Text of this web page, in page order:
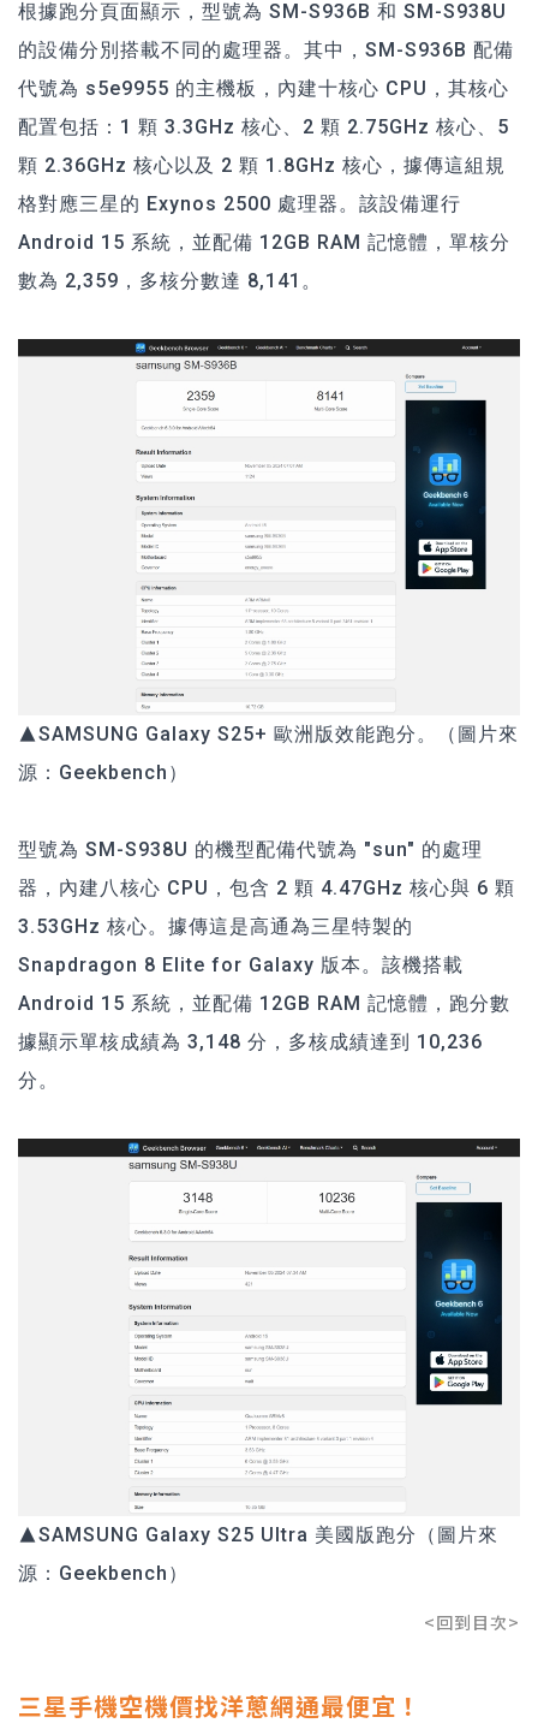
根據跑分頁面顯示，型號為 SM-S936B 和 SM-S938U
的設備分別搭載不同的處理器。其中，SM-S936B 配備
代號為 s5e9955 的主機板，內建十核心 CPU，其核心
配置包括：1 顆 3.3GHz 核心、2 顆 2.75GHz 核心、5
顆 2.36GHz 核心以及 2 顆 1.8GHz 核心，據傳這組規
格對應三星的 Exynos 2500 處理器。該設備運行
Android 15 系統，並配備 12GB RAM 記憶體，單核分
數為 2,359，多核分數達 8,141。
▲SAMSUNG Galaxy S25+ 歐洲版效能跑分。（圖片來
源： Geekbench ）
型號為 SM-S938U 的機型配備代號為 "sun" 的處理
器，內建八核心 CPU，包含 2 顆 4.47GHz 核心與 6 顆
3.53GHz 核心。據傳這是高通為三星特製的
Snapdragon 8 Elite for Galaxy 版本。該機搭載
Android 15 系統，並配備 12GB RAM 記憶體，跑分數
據顯示單核成績為 3,148 分，多核成績達到 10,236
分。
▲SAMSUNG Galaxy S25 Ultra 美國版跑分（圖片來
源： Geekbench ）
<回到目次>
三星手機空機價找洋蔥網通最便宜！